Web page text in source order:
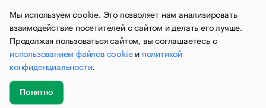
© АО «РОСБИЗНЕСКОНСАЛТИНГ»,1995–2026.Сообщения
и материалы информационного агентства «РБК»
(зарегистрировано Федеральной службой по надзору в сфере
связи, информационных технологий и массовых
коммуникаций (Роскомнадзор) 09.12.2015 за номером ИА
№ФС77-63848) сопровождаются пометкой «РБК». Отдельные
публикации могут содержать информацию,
не предназначенную для пользователей
до 18 лет.
Мы используем cookie. Это позволяет нам анализировать
взаимодействие посетителей с сайтом и делать его лучше.
Продолжая пользоваться сайтом, вы соглашаетесь с
использованием файлов cookieи политикой
конфиденциальности.
Понятно